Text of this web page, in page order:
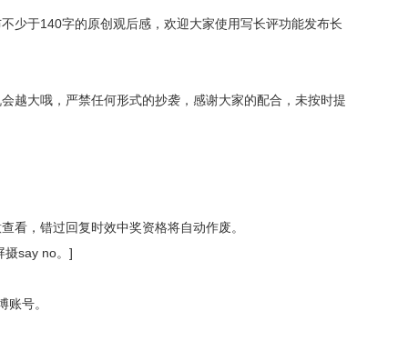
于140字的原创观后感，欢迎大家使用写长评功能发布长
大哦，严禁任何形式的抄袭，感谢大家的配合，未按时提
，错过回复时效中奖资格将自动作废。
say no。]
号。